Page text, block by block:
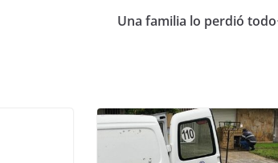
Una familia lo perdió todo